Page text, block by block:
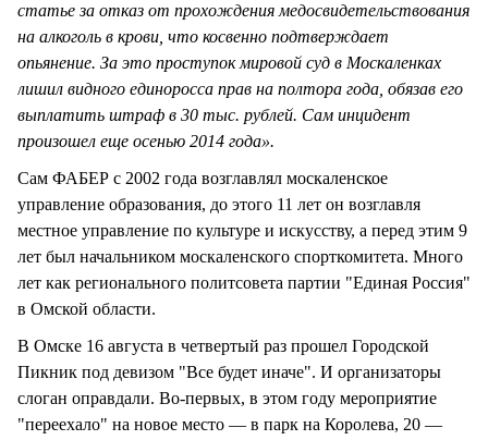
статье за отказ от прохождения медосвидетельствования
на алкоголь в крови, что косвенно подтверждает
опьянение. За это проступок мировой суд в Москаленках
лишил видного единоросса прав на полтора года, обязав его
выплатить штраф в 30 тыс. рублей. Сам инцидент
произошел еще осенью 2014 года».
Сам ФАБЕР с 2002 года возглавлял москаленское
управление образования, до этого 11 лет он возглавля
местное управление по культуре и искусству, а перед этим 9
лет был начальником москаленского спорткомитета. Много
лет как регионального политсовета партии "Единая Россия"
в Омской области.
В Омске 16 августа в четвертый раз прошел Городской
Пикник под девизом "Все будет иначе". И организаторы
слоган оправдали. Во-первых, в этом году мероприятие
"переехало" на новое место — в парк на Королева, 20 —